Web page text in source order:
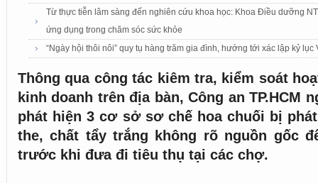
Từ thực tiễn lâm sàng đến nghiên cứu khoa học: Khoa Điều dưỡng
ứng dụng trong chăm sóc sức khỏe
“Ngày hội thôi nôi” quy tụ hàng trăm gia đình, hướng tới xác lập kỷ lục
Thông qua công tác kiêm tra, kiểm soát
kinh doanh trên địa bàn, Công an TP.HCM
phát hiện 3 cơ sở sơ chế hoa chuối bị
the, chất tẩy trắng không rõ nguồn gốc
trước khi đưa đi tiêu thụ tại các chợ.